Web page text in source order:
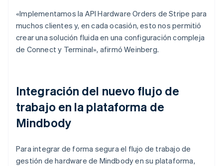
«Implementamos la API Hardware Orders de Stripe para
muchos clientes y, en cada ocasión, esto nos permitió
crear una solución fluida en una configuración compleja
de Connect y Terminal», afirmó Weinberg.
Integración del nuevo flujo de
trabajo en la plataforma de
Mindbody
Para integrar de forma segura el flujo de trabajo de
gestión de hardware de Mindbody en su plataforma,